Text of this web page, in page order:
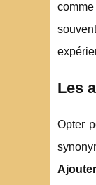
Les
Opter